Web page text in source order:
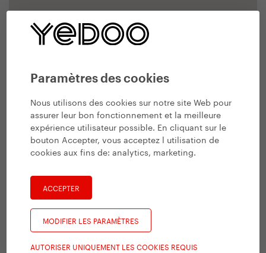
Paramètres des cookies
Nous utilisons des cookies sur notre site Web pour
assurer leur bon fonctionnement et la meilleure
expérience utilisateur possible. En cliquant sur le
bouton Accepter, vous acceptez l utilisation de
cookies aux fins de:analytics, marketing.
ACCEPTER
MODIFIER LES PARAMÈTRES
AUTORISER UNIQUEMENT LES COOKIES REQUIS